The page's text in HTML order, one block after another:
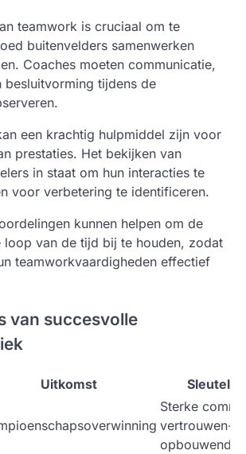
teamwork is cruciaal om te
buitenvelders samenwerken
Coaches moeten communicatie,
besluitvorming tijdens de
een krachtig hulpmiddel zijn voor
prestaties. Het bekijken van
in staat om hun interacties te
voor verbetering te identificeren.
kunnen helpen om de
van de tijd bij te houden, zodat
teamworkvaardigheden effectief
van succesvolle
Uitkomst
Sterke
vertrouwen-
opbouwende